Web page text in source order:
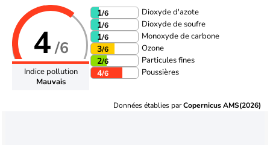
4/6
Indice pollution
Mauvais
1/6 Dioxyde d'azote
1/6 Dioxyde de soufre
1/6 Monoxyde de carbone
3/6 Ozone
2/6 Particules fines
4/6 Poussières
Données établies parCopernicus AMS(2026)